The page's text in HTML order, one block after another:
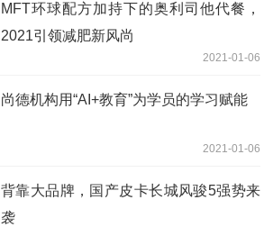
MFT环球配方加持下的奥利司他代餐，
2021引领减肥新风尚
2021-01-06
尚德机构用“AI+教育”为学员的学习赋能
2021-01-06
背靠大品牌，国产皮卡长城风骏5强势来
袭